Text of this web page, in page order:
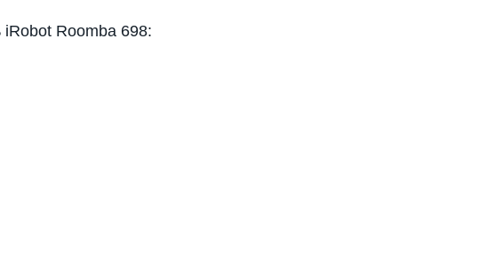
Roomba 698: